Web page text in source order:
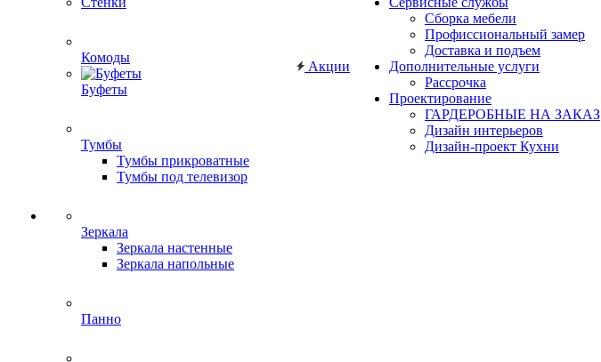
Комоды
Буфеты
Тумбы
Тумбы прикроватные
Тумбы под телевизор
Зеркала
Зеркала настенные
Зеркала напольные
Панно
Акции
Сборка мебели
Профиссиональный замер
Доставка и подъем
Дополнительные услуги
Рассрочка
Проектирование
ГАРДЕРОБНЫЕ НА ЗАКАЗ
Дизайн интерьеров
Дизайн-проект Кухни